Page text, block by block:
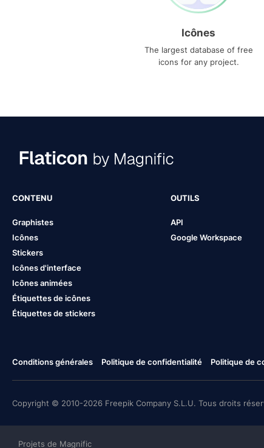
Icônes
The largest database of free
icons for any project.
CONTENU
Graphistes
Icônes
Stickers
Icônes d'interface
Icônes animées
Étiquettes de icônes
Étiquettes de stickers
OUTILS
API
Google Workspace
Conditions générales Politique de confidentialité Politique de
Copyright © 2010-2026 Freepik Company S.L.U. Tous droits
Projets de Magnific